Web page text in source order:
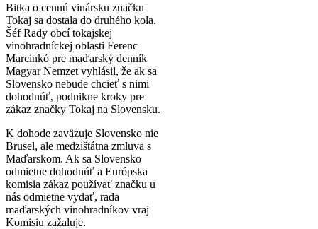
Bitka o cennú vinársku značku
Tokaj sa dostala do druhého kola.
Šéf Rady obcí tokajskej
vinohradníckej oblasti Ferenc
Marcinkó pre maďarský denník
Magyar Nemzet vyhlásil, že ak sa
Slovensko nebude chcieť s nimi
dohodnúť, podnikne kroky pre
zákaz značky Tokaj na Slovensku.
K dohode zaväzuje Slovensko nie
Brusel, ale medzištátna zmluva s
Maďarskom. Ak sa Slovensko
odmietne dohodnúť a Európska
komisia zákaz používať značku u
nás odmietne vydať, rada
maďarských vinohradníkov vraj
Komisiu zažaluje.